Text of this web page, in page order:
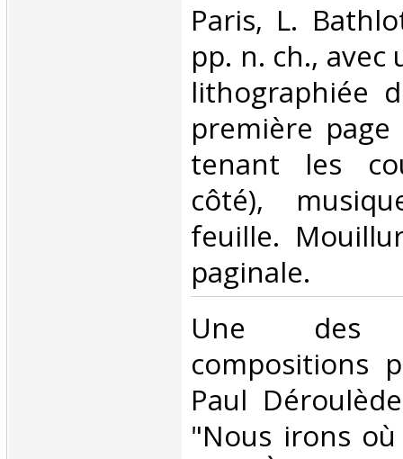
‎Paris, L.
pp. n. ch.,
lithographiée
première
tenant les
côté),
feuille.
paginale.‎
‎Une des
compositions
Paul
"Nous irons